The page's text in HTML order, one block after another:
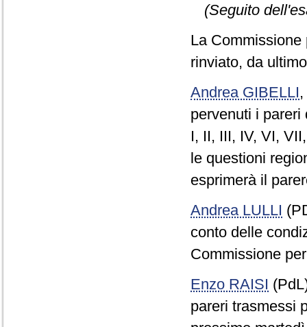
(Seguito
La
rinviato, da
Andrea GIBELLI,
pervenuti i
I, II, III, IV, VI,
le questioni
esprimerà il
Andrea LULLI
conto delle
Commissione
Enzo RAISI
pareri trasmessi